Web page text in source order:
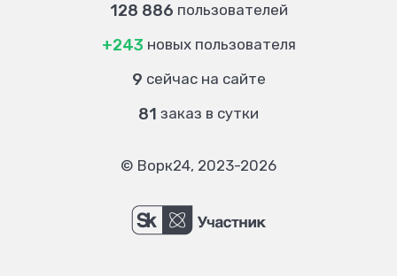
128 886 пользователей
+243 новых пользователя
9 сейчас на сайте
81 заказ в сутки
© Ворк24, 2023-2026